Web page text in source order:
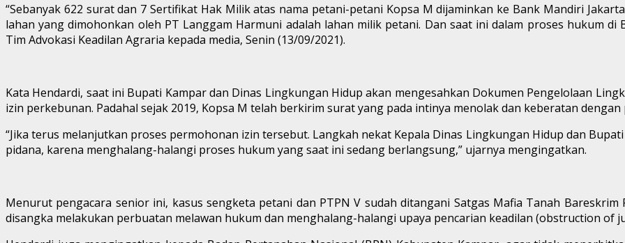
“Sebanyak 622 surat dan 7 Sertifikat Hak Milik atas nama petani-petani Kopsa M dijaminkan ke Bank Mandiri
lahan yang dimohonkan oleh PT Langgam Harmuni adalah lahan milik petani. Dan saat ini dalam proses hukum
Tim Advokasi Keadilan Agraria kepada media, Senin (13/09/2021).
Kata Hendardi, saat ini Bupati Kampar dan Dinas Lingkungan Hidup akan mengesahkan Dokumen Pengelolaan
izin perkebunan. Padahal sejak 2019, Kopsa M telah berkirim surat yang pada intinya menolak dan keberatan
“Jika terus melanjutkan proses permohonan izin tersebut. Langkah nekat Kepala Dinas Lingkungan Hidup dan
pidana, karena menghalang-halangi proses hukum yang saat ini sedang berlangsung,” ujarnya mengingatkan.
Menurut pengacara senior ini, kasus sengketa petani dan PTPN V sudah ditangani Satgas Mafia Tanah
disangka melakukan perbuatan melawan hukum dan menghalang-halangi upaya pencarian keadilan (obstruction of